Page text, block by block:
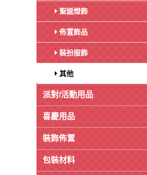
聖誕燈飾
佈置飾品
裝扮服飾
其他
派對/活動用品
喜慶用品
裝飾佈置
包裝材料